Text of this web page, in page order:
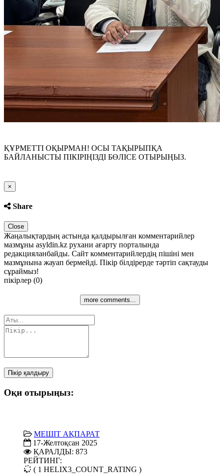
ҚҰРМЕТТІ ОҚЫРМАН! ОСЫ ТАҚЫРЫПҚА
БАЙЛАНЫСТЫ ПІКІРІҢІЗДІ БӨЛІСЕ ОТЫРЫҢЫЗ.
×
Share
Close
Жаңалықтардың астында қалдырылған комментарийлер
мазмұны asyldin.kz рухани ағарту порталында
редакцияланбайды. Сайт комментарийлердің пішіні мен
мазмұнына жауап бермейді. Пікір білдірерде тәртіп сақтауды
сұраймыз!
пікірлер (0)
more comments...
Пікір қалдыру
Оқи отырыңыз:
МЕШІТ АҚПАРАТ
17-Желтоқсан 2025
ҚАРАЛДЫ: 873
РЕЙТИНГ:
( 1 HELIX3_COUNT_RATING )